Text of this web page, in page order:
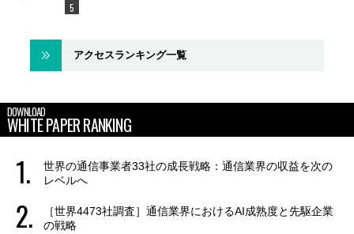
アクセスランキング一覧
DOWNLOAD
WHITE PAPER RANKING
世界の通信事業者33社の成長戦略：通信業界の収益を次の
レベルへ
［世界4473社調査］通信業界におけるAI成熟度と先駆企業
の戦略